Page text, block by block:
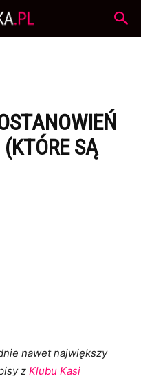
SĄ
nawet największy
z Klubu Kasi